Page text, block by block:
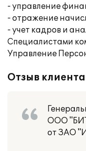
- управление
- отражение
- учет кадров и
Специалистами
Управление
Отзыв клиента
ООО "БИТ
от ЗАО